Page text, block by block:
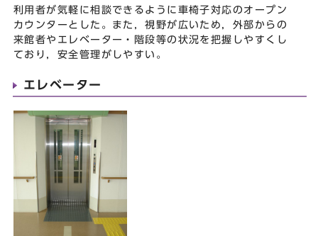
利用者が気軽に相談できるように車椅子対応のオープン
カウンターとした。また，視野が広いため，外部からの
来館者やエレベーター・階段等の状況を把握しやすくし
ており，安全管理がしやすい。
エレベーター